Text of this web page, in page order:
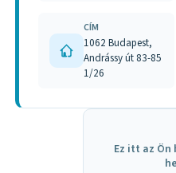
CÍM
1062 Budapest,
Andrássy út 83-85
1/26
Ez itt az Ön